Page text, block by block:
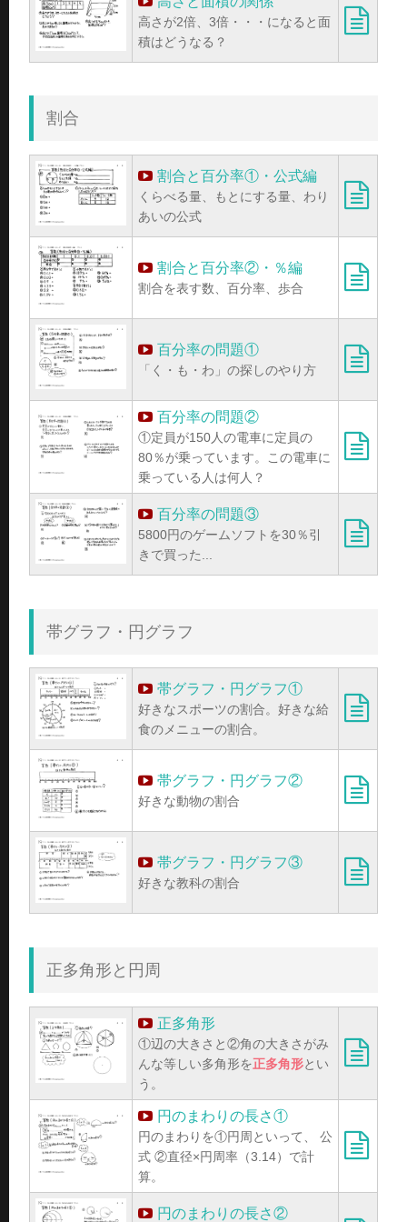
高さが2倍、3倍・・・になると面
積はどうなる？
割合
割合と百分率①・公式編
くらべる量、もとにする量、わり
あいの公式
割合と百分率②・％編
割合を表す数、百分率、歩合
百分率の問題①
「く・も・わ」の探しのやり方
百分率の問題②
①定員が150人の電車に定員の
80％が乗っています。この電車に
乗っている人は何人？
百分率の問題③
5800円のゲームソフトを30％引
きで買った...
帯グラフ・円グラフ
帯グラフ・円グラフ①
好きなスポーツの割合。好きな給
食のメニューの割合。
帯グラフ・円グラフ②
好きな動物の割合
帯グラフ・円グラフ③
好きな教科の割合
正多角形と円周
正多角形
①辺の大きさと②角の大きさがみ
んな等しい多角形を正多角形とい
う。
円のまわりの長さ①
円のまわりを①円周といって、 公
式 ②直径×円周率（3.14）で計
算。
円のまわりの長さ②